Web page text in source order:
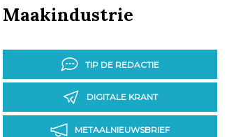
Maakindustrie
TIP DE REDACTIE
DIGITALE KRANT
METAALNIEUWSBRIEF